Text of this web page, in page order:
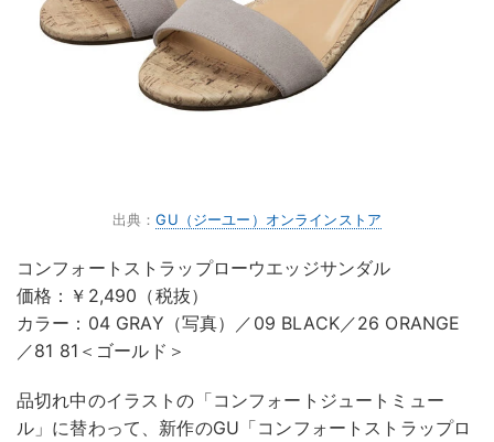
出典：GU（ジーユー）オンラインストア
コンフォートストラップローウエッジサンダル
価格：￥2,490（税抜）
カラー：04 GRAY（写真）／09 BLACK／26 ORANGE
／81 81＜ゴールド＞
品切れ中のイラストの「コンフォートジュートミュー
ル」に替わって、新作のGU「コンフォートストラップロ